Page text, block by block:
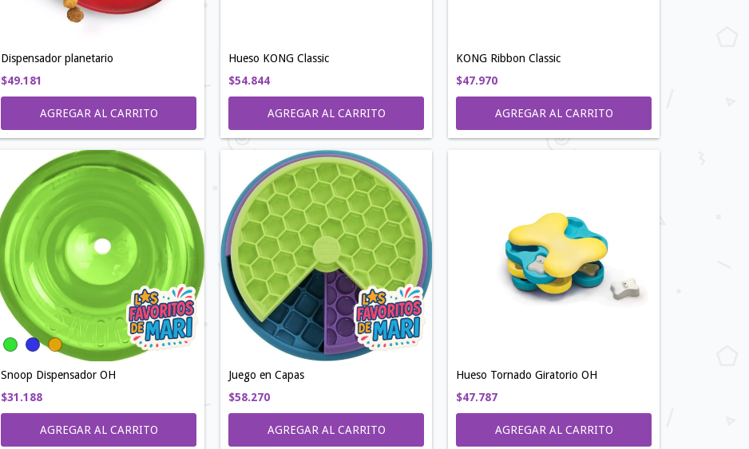
Dispensador planetario
$49.181
AGREGAR AL CARRITO
Hueso KONG Classic
$54.844
AGREGAR AL CARRITO
KONG Ribbon Classic
$47.970
AGREGAR AL CARRITO
Snoop Dispensador OH
$31.188
AGREGAR AL CARRITO
Juego en Capas
$58.270
AGREGAR AL CARRITO
Hueso Tornado Giratorio OH
$47.787